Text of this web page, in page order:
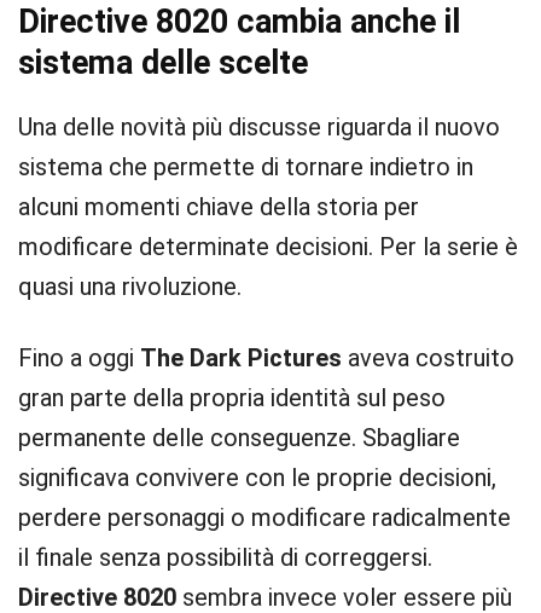
Directive 8020 cambia anche il
sistema delle scelte
Una delle novità più discusse riguarda il nuovo
sistema che permette di tornare indietro in
alcuni momenti chiave della storia per
modificare determinate decisioni. Per la serie è
quasi una rivoluzione.
Fino a oggi The Dark Pictures aveva costruito
gran parte della propria identità sul peso
permanente delle conseguenze. Sbagliare
significava convivere con le proprie decisioni,
perdere personaggi o modificare radicalmente
il finale senza possibilità di correggersi.
Directive 8020 sembra invece voler essere più